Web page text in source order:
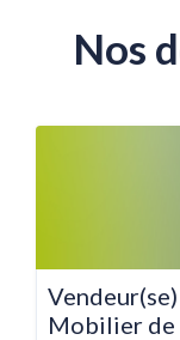
Nos
Mobilier de